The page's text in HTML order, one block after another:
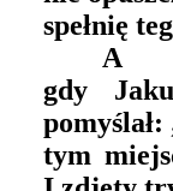
spełnię
A
gdy
tym